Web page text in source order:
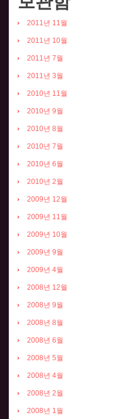
2011년 11월
2011년 10월
2011년 7월
2011년 3월
2010년 11월
2010년 9월
2010년 8월
2010년 7월
2010년 6월
2010년 2월
2009년 12월
2009년 11월
2009년 10월
2009년 9월
2009년 4월
2008년 12월
2008년 9월
2008년 8월
2008년 6월
2008년 5월
2008년 4월
2008년 2월
2008년 1월